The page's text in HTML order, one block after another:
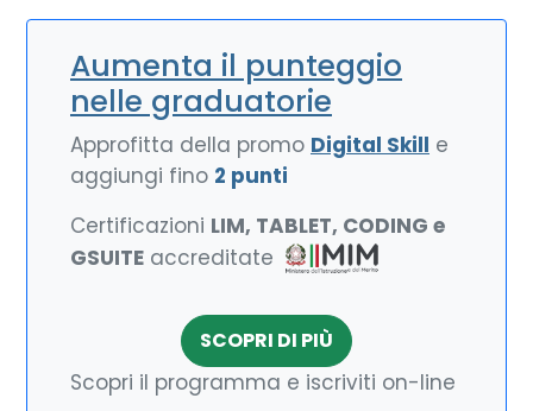
Aumenta il punteggio
nelle graduatorie
Approfitta della promo Digital Skill e
aggiungi fino 2 punti
Certificazioni LIM, TABLET, CODING e
GSUITE accreditate
SCOPRI DI PIÙ
Scopri il programma e iscriviti on-line